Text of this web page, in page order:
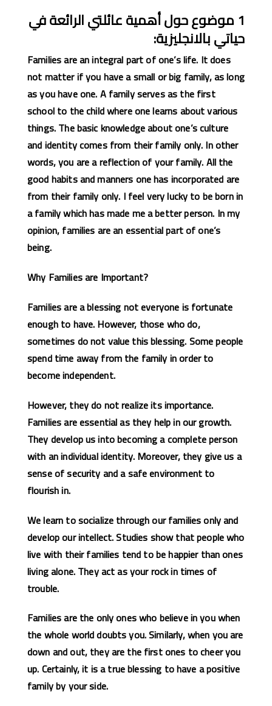
1موضوع حول أهمية عائلتي الرائعة في
حياتيبالانجليزية:
Families are an integral part of one’s life. It does
not matter if you have a small or big family, as long
as you have one. A family serves as the first
school to the child where one learns about various
things. The basic knowledge about one’s culture
and identity comes from their family only. In other
words, you are a reflection of your family. All the
good habits and manners one has incorporated are
from their family only. I feel very lucky to be born in
a family which has made me a better person. In my
opinion, families are an essential part of one’s
being.
Why Families are Important?
Families are a blessing not everyone is fortunate
enough to have. However, those who do,
sometimes do not value this blessing. Some people
spend time away from the family in order to
become independent.
However, they do not realize its importance.
Families are essential as they help in our growth.
They develop us into becoming a complete person
with an individual identity. Moreover, they give us a
sense of security and a safe environment to
flourish in.
We learn to socialize through our families only and
develop our intellect. Studies show that people who
live with their families tend to be happier than ones
living alone. They act as your rock in times of
trouble.
Families are the only ones who believe in you when
the whole world doubts you. Similarly, when you are
down and out, they are the first ones to cheer you
up. Certainly, it is a true blessing to have a positive
family by your side.